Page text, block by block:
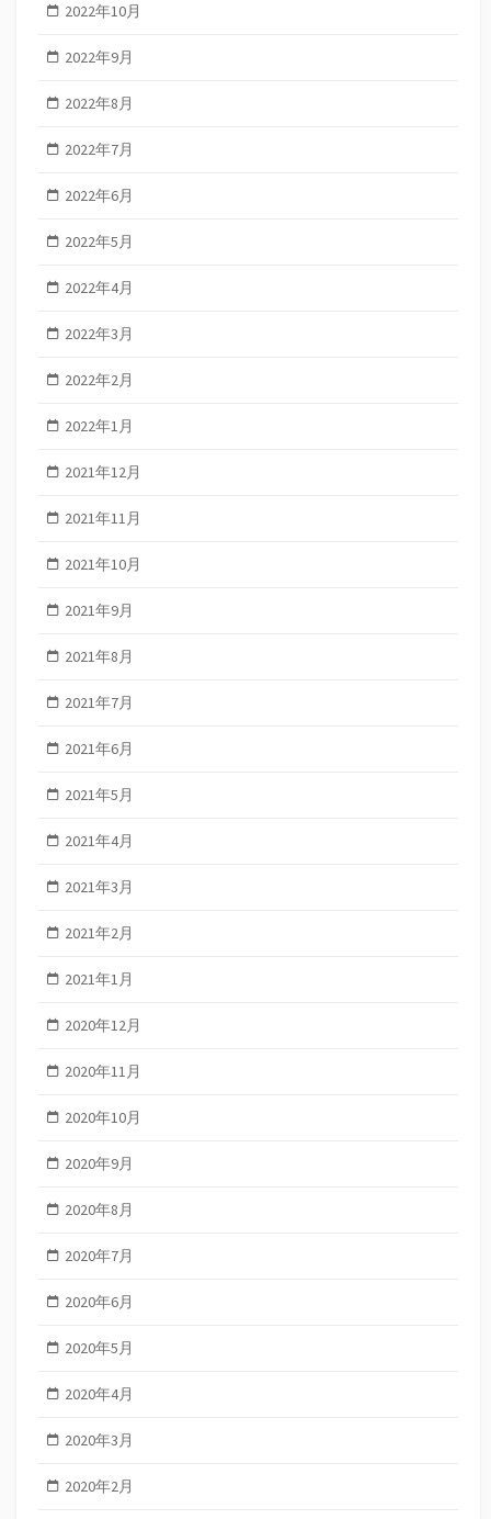
2022年10月
2022年9月
2022年8月
2022年7月
2022年6月
2022年5月
2022年4月
2022年3月
2022年2月
2022年1月
2021年12月
2021年11月
2021年10月
2021年9月
2021年8月
2021年7月
2021年6月
2021年5月
2021年4月
2021年3月
2021年2月
2021年1月
2020年12月
2020年11月
2020年10月
2020年9月
2020年8月
2020年7月
2020年6月
2020年5月
2020年4月
2020年3月
2020年2月